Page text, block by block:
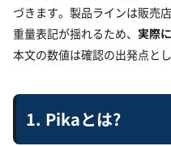
づきます。製品ラインは販売
重量表記が揺れるため、 実際
本文の数値は確認の出発点と
1. Pikaとは?